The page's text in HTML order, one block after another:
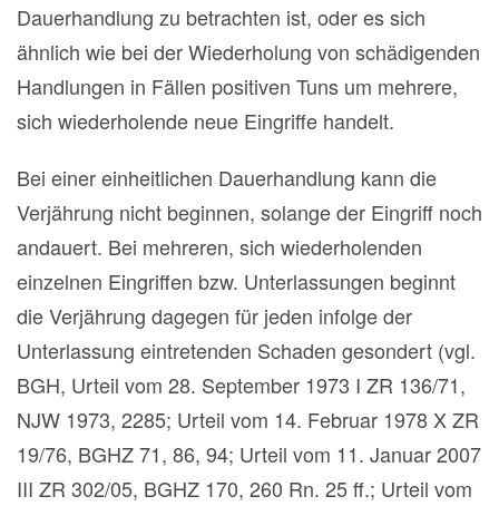
Dauerhandlung zu betrachten ist, oder es sich
ähnlich wie bei der Wiederholung von schädigenden
Handlungen in Fällen positiven Tuns um mehrere,
sich wiederholende neue Eingriffe handelt.
Bei einer einheitlichen Dauerhandlung kann die
Verjährung nicht beginnen, solange der Eingriff noch
andauert. Bei mehreren, sich wiederholenden
einzelnen Eingriffen bzw. Unterlassungen beginnt
die Verjährung dagegen für jeden infolge der
Unterlassung eintretenden Schaden gesondert (vgl.
BGH, Urteil vom 28. September 1973 I ZR 136/71,
NJW 1973, 2285; Urteil vom 14. Februar 1978 X ZR
19/76, BGHZ 71, 86, 94; Urteil vom 11. Januar 2007
III ZR 302/05, BGHZ 170, 260 Rn. 25 ff.; Urteil vom